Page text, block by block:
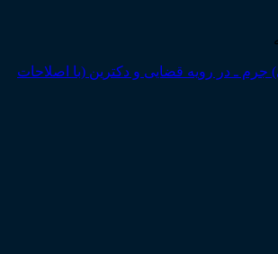
جرم ـ در رویه قضایی و دکترین (با اصلاحات